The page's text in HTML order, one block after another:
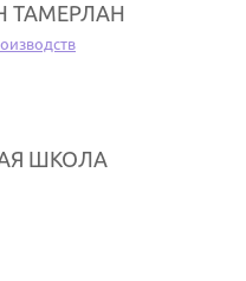
ТАМЕРЛАН
ШКОЛА